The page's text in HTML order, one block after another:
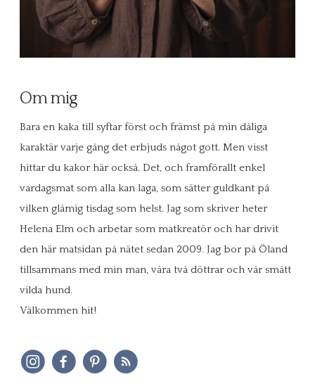
Om mig
Bara en kaka till syftar först och främst på min dåliga
karaktär varje gång det erbjuds något gott. Men visst
hittar du kakor här också. Det, och framförallt enkel
vardagsmat som alla kan laga, som sätter guldkant på
vilken glåmig tisdag som helst. Jag som skriver heter
Helena Elm och arbetar som matkreatör och har drivit
den här matsidan på nätet sedan 2009. Jag bor på Öland
tillsammans med min man, våra två döttrar och vår smått
vilda hund.
Välkommen hit!